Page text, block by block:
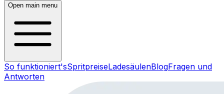
Open main menu
So funktioniert'sSpritpreiseLadesäulenBlogFragen und
Antworten